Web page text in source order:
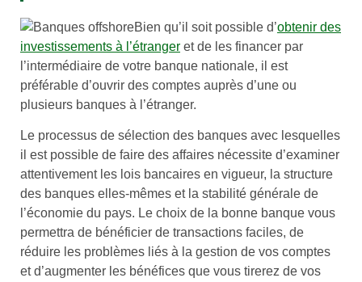
Bien qu’il soit possible d’obtenir des
investissements à l’étranger et de les financer par
l’intermédiaire de votre banque nationale, il est
préférable d’ouvrir des comptes auprès d’une ou
plusieurs banques à l’étranger.
Le processus de sélection des banques avec lesquelles
il est possible de faire des affaires nécessite d’examiner
attentivement les lois bancaires en vigueur, la structure
des banques elles-mêmes et la stabilité générale de
l’économie du pays. Le choix de la bonne banque vous
permettra de bénéficier de transactions faciles, de
réduire les problèmes liés à la gestion de vos comptes
et d’augmenter les bénéfices que vous tirerez de vos